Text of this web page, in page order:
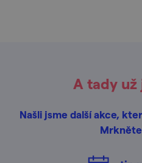
A tady už
Našli jsme další akce,